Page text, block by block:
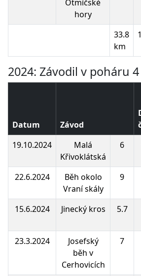
Otmíčské
hory
33.8
km
2024: Závodil v poháru
Datum Závod
19.10.2024
Malá
Křivoklátská
6
22.6.2024
Běh okolo
Vraní skály
9
15.6.2024 Jinecký kros 5.7
23.3.2024
Josefský
běh v
Cerhovicích
7